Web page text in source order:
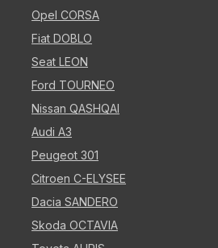
Opel CORSA
Fiat DOBLO
Seat LEON
Ford TOURNEO
Nissan QASHQAI
Audi A3
Peugeot 301
Citroen C-ELYSEE
Dacia SANDERO
Skoda OCTAVIA